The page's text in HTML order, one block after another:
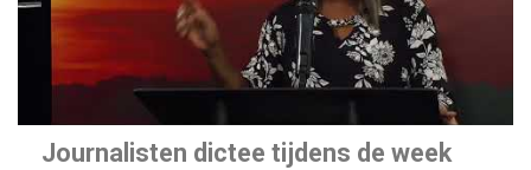
Journalisten dictee tijdens de week